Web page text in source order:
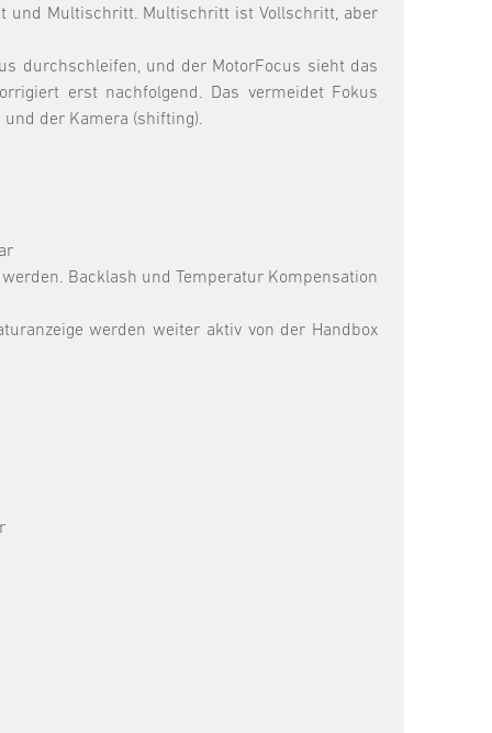
und Multischritt. Multischritt ist Vollschritt, aber
durchschleifen, und der MotorFocus sieht das
erst nachfolgend. Das vermeidet Fokus
der Kamera (shifting).
Backlash und Temperatur Kompensation
werden weiter aktiv von der Handbox